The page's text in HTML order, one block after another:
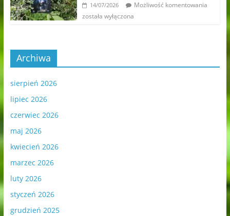
14/07/2026
Możliwość komentowania
została wyłączona
Archiwa
sierpień 2026
lipiec 2026
czerwiec 2026
maj 2026
kwiecień 2026
marzec 2026
luty 2026
styczeń 2026
grudzień 2025